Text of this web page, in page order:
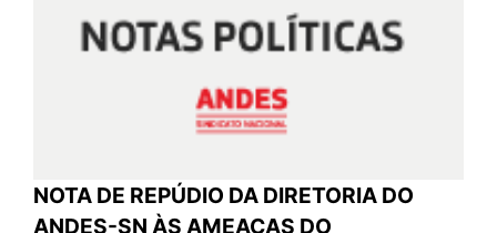
NOTA DE REPÚDIO DA DIRETORIA DO
ANDES-SN ÀS AMEAÇAS DO